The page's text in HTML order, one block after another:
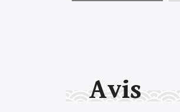
Avis